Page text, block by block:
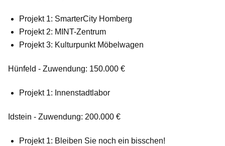
Projekt 1: SmarterCity Homberg
Projekt 2: MINT-Zentrum
Projekt 3: Kulturpunkt Möbelwagen
Hünfeld - Zuwendung: 150.000 €
Projekt 1: Innenstadtlabor
Idstein - Zuwendung: 200.000 €
Projekt 1: Bleiben Sie noch ein bisschen!